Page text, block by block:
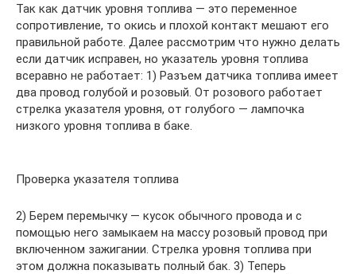
Так как датчик уровня топлива — это переменное
сопротивление, то окись и плохой контакт мешают его
правильной работе. Далее рассмотрим что нужно делать
если датчик исправен, но указатель уровня топлива
всеравно не работает: 1) Разъем датчика топлива имеет
два провод голубой и розовый. От розового работает
стрелка указателя уровня, от голубого — лампочка
низкого уровня топлива в баке.
Проверка указателя топлива
2) Берем перемычку — кусок обычного провода и с
помощью него замыкаем на массу розовый провод при
включенном зажигании. Стрелка уровня топлива при
этом должна показывать полный бак. 3) Теперь